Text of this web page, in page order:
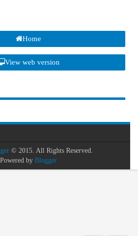
Home
View web version
© 2015. All Rights Reserved.
Powered by Blogger